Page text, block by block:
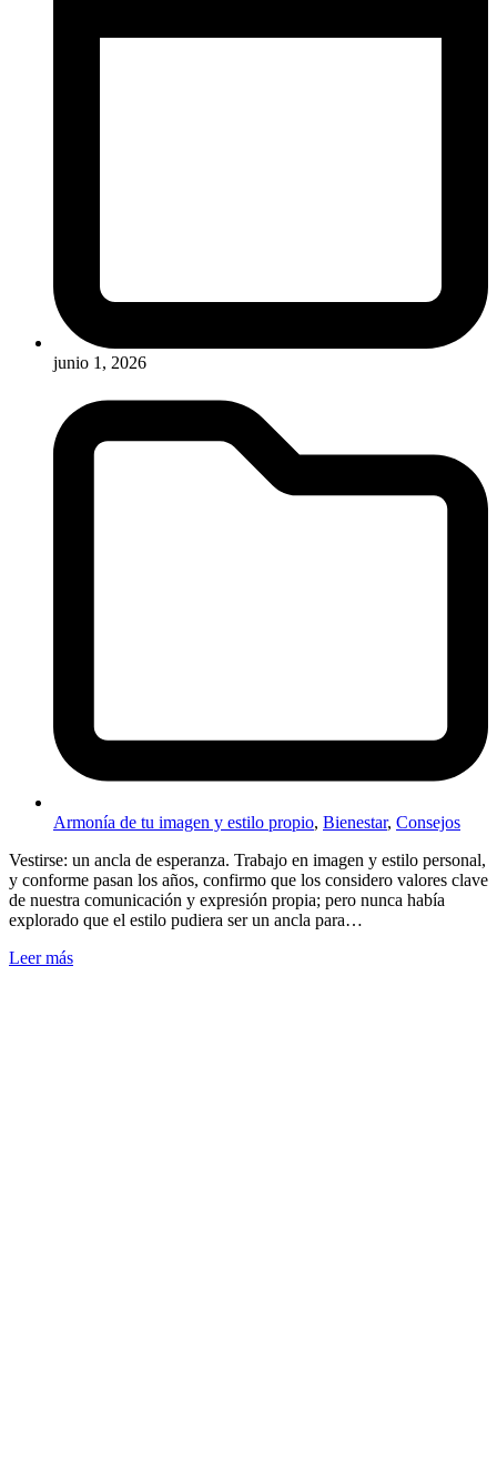
junio 1, 2026
Armonía de tu imagen y estilo propio, Bienestar, Consejos
Vestirse: un ancla de esperanza. Trabajo en imagen y estilo personal,
y conforme pasan los años, confirmo que los considero valores clave
de nuestra comunicación y expresión propia; pero nunca había
explorado que el estilo pudiera ser un ancla para…
Leer más